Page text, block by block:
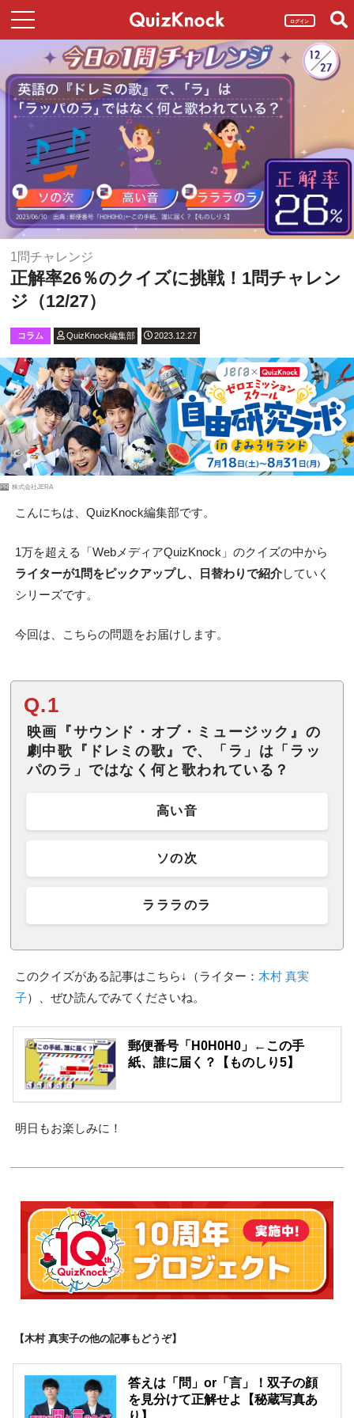
ログイン
1問チャレンジ
正解率26％のクイズに挑戦！1問チャレン
ジ（12/27）
コラム QuizKnock編集部 2023.12.27
PR 株式会社JERA
こんにちは、QuizKnock編集部です。
1万を超える「WebメディアQuizKnock」のクイズの中から
ライターが1問をピックアップし、日替わりで紹介していく
シリーズです。
今回は、こちらの問題をお届けします。
Q.1
映画『サウンド・オブ・ミュージック』の
劇中歌『ドレミの歌』で、「ラ」は「ラッ
パのラ」ではなく何と歌われている？
高い音
ソの次
ラララのラ
このクイズがある記事はこちら↓（ライター： 木村 真実
子）、ぜひ読んでみてくださいね。
郵便番号「H0H0H0」←この手
紙、誰に届く？【ものしり5】
明日もお楽しみに！
【木村 真実子の他の記事もどうぞ】
答えは「問」or「言」！双子の顔
を見分けて正解せよ【秘蔵写真あ